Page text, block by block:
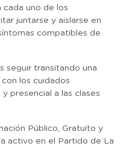
cada uno de los
juntarse y aislarse en
compatibles de
seguir transitando una
los cuidados
presencial a las clases
Público, Gratuito y
activo en el Partido de La